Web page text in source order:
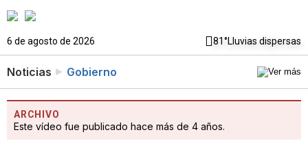
6 de agosto de 2026 81°Lluvias dispersas
Noticias Gobierno
ARCHIVO
Este vídeo fue publicado hace más de 4 años.